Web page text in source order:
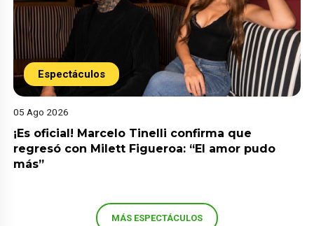
Espectáculos
05 Ago 2026
¡Es oficial! Marcelo Tinelli confirma que
regresó con Milett Figueroa: “El amor pudo
más”
MÁS ESPECTÁCULOS